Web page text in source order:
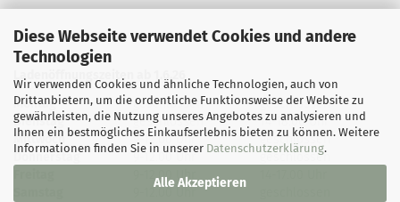
Diese Webseite verwendet Cookies und andere
Technologien
Wir verwenden Cookies und ähnliche Technologien, auch von
Drittanbietern, um die ordentliche Funktionsweise der Website zu
gewährleisten, die Nutzung unseres Angebotes zu analysieren und
Ihnen ein bestmögliches Einkaufserlebnis bieten zu können. Weitere
Informationen finden Sie in unserer Datenschutzerklärung.
Alle Akzeptieren
Ladenöffnungszeiten ab 1.6.26
Montag
geschlossen
geschlossen
Dienstag
geschlossen
14-18.00 Uhr
Mittwoch
9-12.00 Uhr
geschlossen
Donnerstag
9-12.00 Uhr
geschlossen
9-12.00 Uhr